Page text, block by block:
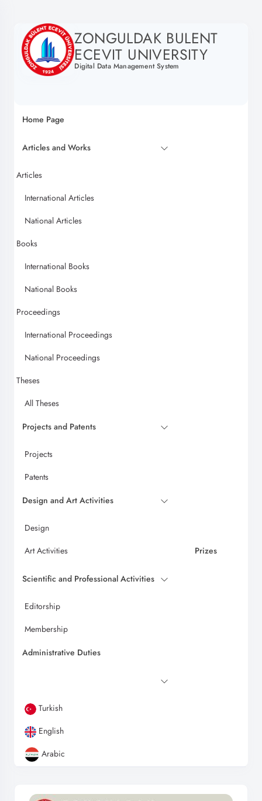
ZONGULDAK BULENT
ECEVIT UNIVERSITY
Digital Data Management System
Home Page
Articles and Works
Articles
International Articles
National Articles
Books
International Books
National Books
Proceedings
International Proceedings
National Proceedings
Theses
All Theses
Projects and Patents
Projects
Patents
Design and Art Activities
Design
Art Activities
Prizes
Scientific and Professional Activities
Editorship
Membership
Administrative Duties
Turkish
English
Arabic